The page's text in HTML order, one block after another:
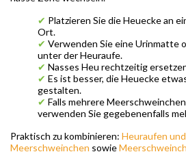
✔ Platzieren Sie die Heuecke an
Ort.
✔ Verwenden Sie eine Urinmatte
unter der Heuraufe.
✔ Nasses Heu rechtzeitig
✔ Es ist besser, die Heuecke
gestalten.
✔ Falls mehrere
verwenden Sie gegebenenfalls
Praktisch zu kombinieren: Heuraufen
Meerschweinchen sowie